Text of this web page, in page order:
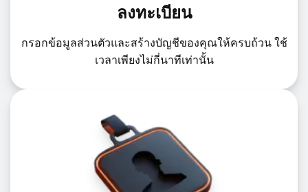
ลงทะเบียน
กรอกข้อมูลส่วนตัวและสร้างบัญชีของคุณให้ครบถ้วน ใช้
เวลาเพียงไม่กี่นาทีเท่านั้น